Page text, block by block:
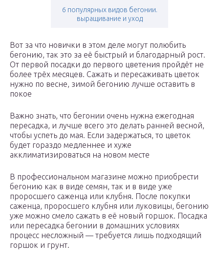
6 популярных видов бегонии.
выращивание и уход
Вот за что новички в этом деле могут полюбить
бегонию, так это за её быстрый и благодарный рост.
От первой посадки до первого цветения пройдёт не
более трёх месяцев. Сажать и пересаживать цветок
нужно по весне, зимой бегонию лучше оставить в
покое
Важно знать, что бегонии очень нужна ежегодная
пересадка, и лучше всего это делать ранней весной,
чтобы успеть до мая. Если задержаться, то цветок
будет гораздо медленнее и хуже
акклиматизироваться на новом месте
В профессиональном магазине можно приобрести
бегонию как в виде семян, так и в виде уже
проросшего саженца или клубня. После покупки
саженца, проросшего клубня или луковицы, бегонию
уже можно смело сажать в её новый горшок. Посадка
или пересадка бегонии в домашних условиях
процесс несложный — требуется лишь подходящий
горшок и грунт.